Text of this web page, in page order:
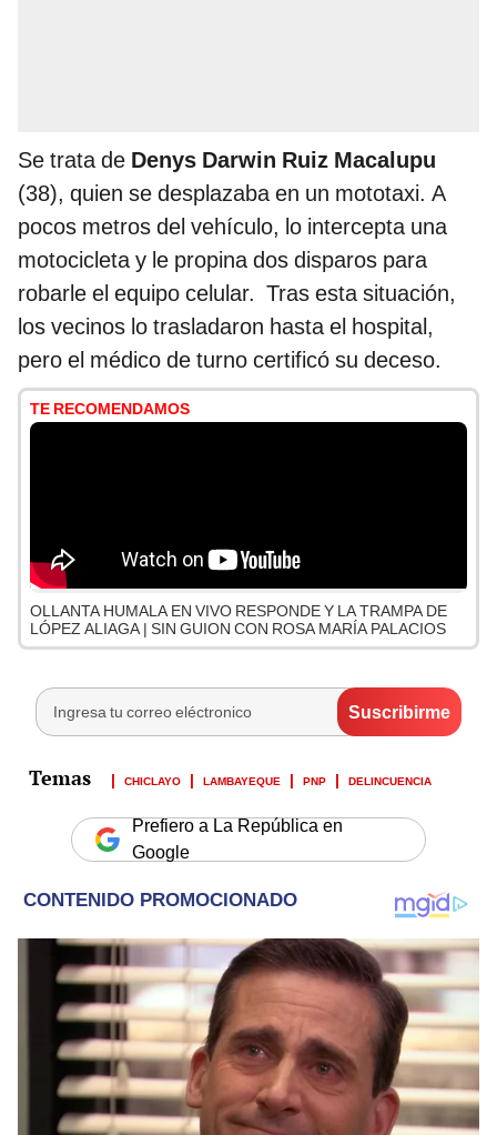
Se trata de Denys Darwin Ruiz Macalupu
(38), quien se desplazaba en un mototaxi. A
pocos metros del vehículo, lo intercepta una
motocicleta y le propina dos disparos para
robarle el equipo celular. Tras esta situación,
los vecinos lo trasladaron hasta el hospital,
pero el médico de turno certificó su deceso.
TE RECOMENDAMOS
OLLANTA HUMALA EN VIVO RESPONDE Y LA TRAMPA DE
LÓPEZ ALIAGA | SIN GUION CON ROSA MARÍA PALACIOS
CHICLAYO LAMBAYEQUE PNP DELINCUENCIA
Prefiero a La República en
Google